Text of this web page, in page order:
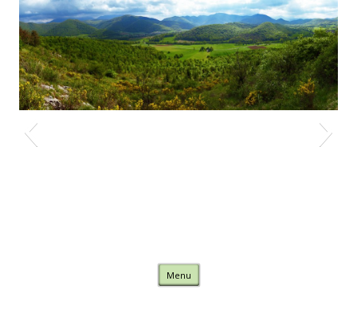
Nature Comminges
Menu Skip to content